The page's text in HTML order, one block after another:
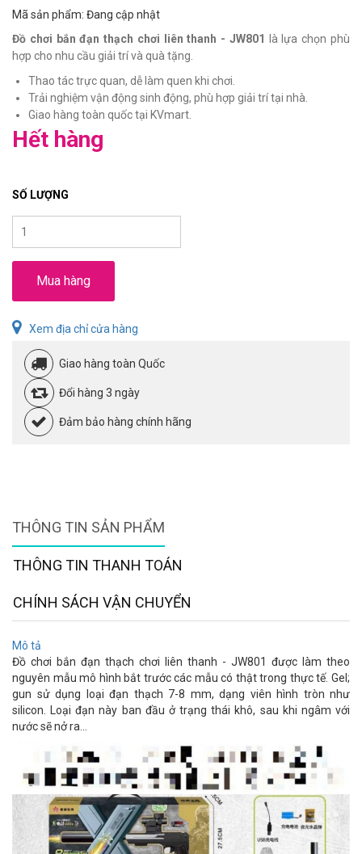
Mã sản phẩm: Đang cập nhật
Đồ chơi bắn đạn thạch chơi liên thanh - JW801
là lựa chọn phù
hợp cho nhu cầu giải trí và quà tặng.
Thao tác trực quan, dễ làm quen khi chơi.
Trải nghiệm vận động sinh động, phù hợp giải trí tại nhà.
Giao hàng toàn quốc tại KVmart.
Hết hàng
SỐ LƯỢNG
Mua hàng
Xem địa chỉ cửa hàng
Giao hàng toàn Quốc
Đổi hàng 3 ngày
Đảm bảo hàng chính hãng
THÔNG TIN SẢN PHẨM
THÔNG TIN THANH TOÁN
CHÍNH SÁCH VẬN CHUYỂN
Mô tả
Đồ chơi bắn đạn thạch chơi liên thanh - JW801 được làm theo
nguyên mẫu mô hình bắt trước các mẫu có thật trong thực tế. Gel;
gun sử dụng loại đạn thạch 7-8 mm, dạng viên hình tròn như
silicon. Loại đạn này ban đầu ở trạng thái khô, sau khi ngâm với
nước sẽ nở ra...